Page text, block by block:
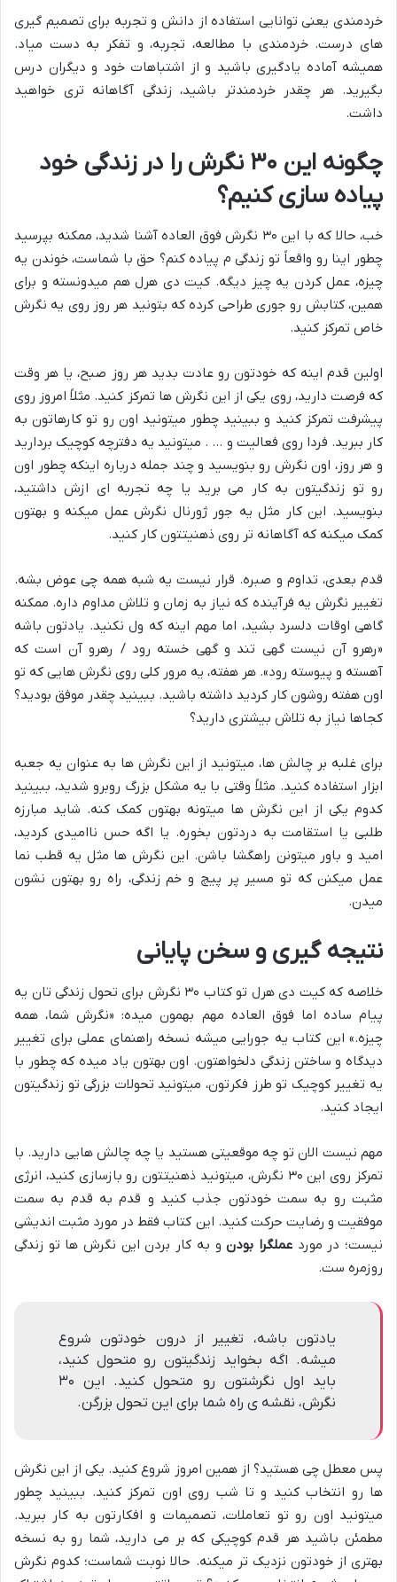
خردمندی یعنی توانایی استفاده از دانش و تجربه برای تصمیم گیری
های درست. خردمندی با مطالعه، تجربه، و تفکر به دست میاد.
همیشه آماده یادگیری باشید و از اشتباهات خود و دیگران درس
بگیرید. هر چقدر خردمندتر باشید، زندگی آگاهانه تری خواهید
داشت.
چگونه این ۳۰ نگرش را در زندگی خود
پیاده سازی کنیم؟
خب، حالا که با این ۳۰ نگرش فوق العاده آشنا شدید، ممکنه بپرسید
چطور اینا رو واقعاً تو زندگی م پیاده کنم؟ حق با شماست، خوندن یه
چیزه، عمل کردن یه چیز دیگه. کیت دی هرل هم میدونسته و برای
همین، کتابش رو جوری طراحی کرده که بتونید هر روز روی یه نگرش
خاص تمرکز کنید.
اولین قدم اینه که خودتون رو عادت بدید هر روز صبح، یا هر وقت
که فرصت دارید، روی یکی از این نگرش ها تمرکز کنید. مثلاً امروز روی
پیشرفت تمرکز کنید و ببینید چطور میتونید اون رو تو کارهاتون به
کار ببرید. فردا روی فعالیت و … . میتونید یه دفترچه کوچیک بردارید
و هر روز، اون نگرش رو بنویسید و چند جمله درباره اینکه چطور اون
رو تو زندگیتون به کار می برید یا چه تجربه ای ازش داشتید،
بنویسید. این کار مثل یه جور ژورنال نگرش عمل میکنه و بهتون
کمک میکنه که آگاهانه تر روی ذهنیتتون کار کنید.
قدم بعدی، تداوم و صبره. قرار نیست یه شبه همه چی عوض بشه.
تغییر نگرش یه فرآینده که نیاز به زمان و تلاش مداوم داره. ممکنه
گاهی اوقات دلسرد بشید، اما مهم اینه که ول نکنید. یادتون باشه
«رهرو آن نیست گهی تند و گهی خسته رود / رهرو آن است که
آهسته و پیوسته رود». هر هفته، یه مرور کلی روی نگرش هایی که تو
اون هفته روشون کار کردید داشته باشید. ببینید چقدر موفق بودید؟
کجاها نیاز به تلاش بیشتری دارید؟
برای غلبه بر چالش ها، میتونید از این نگرش ها به عنوان یه جعبه
ابزار استفاده کنید. مثلاً وقتی با یه مشکل بزرگ روبرو شدید، ببینید
کدوم یکی از این نگرش ها میتونه بهتون کمک کنه. شاید مبارزه
طلبی یا استقامت به دردتون بخوره. یا اگه حس ناامیدی کردید،
امید و باور میتونن راهگشا باشن. این نگرش ها مثل یه قطب نما
عمل میکنن که تو مسیر پر پیچ و خم زندگی، راه رو بهتون نشون
میدن.
نتیجه گیری و سخن پایانی
خلاصه که کیت دی هرل تو کتاب ۳۰ نگرش برای تحول زندگی تان یه
پیام ساده اما فوق العاده مهم بهمون میده: «نگرش شما، همه
چیزه.» این کتاب یه جورایی میشه نسخه راهنمای عملی برای تغییر
دیدگاه و ساختن زندگی دلخواهتون. اون بهتون یاد میده که چطور با
یه تغییر کوچیک تو طرز فکرتون، میتونید تحولات بزرگی تو زندگیتون
ایجاد کنید.
مهم نیست الان تو چه موقعیتی هستید یا چه چالش هایی دارید. با
تمرکز روی این ۳۰ نگرش، میتونید ذهنیتتون رو بازسازی کنید، انرژی
مثبت رو به سمت خودتون جذب کنید و قدم به قدم به سمت
موفقیت و رضایت حرکت کنید. این کتاب فقط در مورد مثبت اندیشی
نیست؛ در موردعملگرا بودنو به کار بردن این نگرش ها تو زندگی
روزمره ست.
یادتون باشه، تغییر از درون خودتون شروع
میشه. اگه بخواید زندگیتون رو متحول کنید،
باید اول نگرشتون رو متحول کنید. این ۳۰
نگرش، نقشه ی راه شما برای این تحول بزرگن.
پس معطل چی هستید؟ از همین امروز شروع کنید. یکی از این نگرش
ها رو انتخاب کنید و تا شب روی اون تمرکز کنید. ببینید چطور
میتونید اون رو تو تعاملات، تصمیمات و افکارتون به کار ببرید.
مطمئن باشید هر قدم کوچیکی که بر می دارید، شما رو به نسخه
بهتری از خودتون نزدیک تر میکنه. حالا نوبت شماست؛ کدوم نگرش